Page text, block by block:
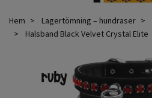
Hem Lagertömning – hundraser
Halsband Black Velvet Crystal Elite